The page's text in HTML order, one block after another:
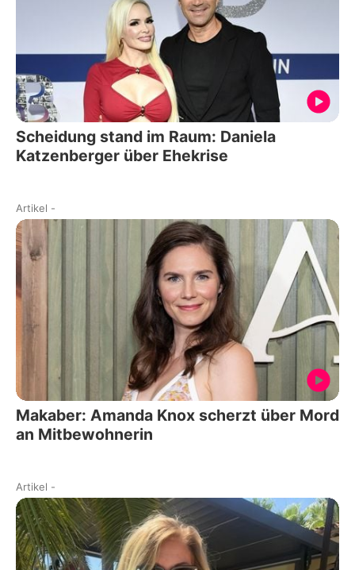
Scheidung stand im Raum: Daniela
Katzenberger über Ehekrise
Artikel -
Makaber: Amanda Knox scherzt über Mord
an Mitbewohnerin
Artikel -